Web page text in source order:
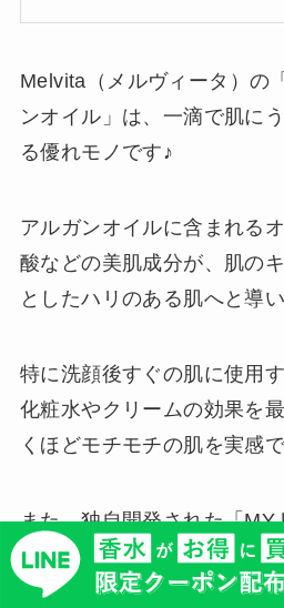
Melvita（メルヴィータ）の
ンオイル」は、一滴で肌に
る優れモノです♪
アルガンオイルに含まれる
酸などの美肌成分が、肌の
としたハリのある肌へと導
特に洗顔後すぐの肌に使用
化粧水やクリームの効果を
くほどモチモチの肌を実感
また、独自開発された「MY
ーター」により、肌質や状
量を一滴ずつ調整でき、ま